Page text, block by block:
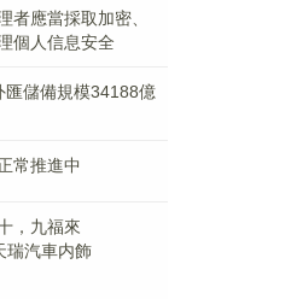
者應當採取加密、
個人信息安全
匯儲備規模34188億
常推進中
，九福來
瑞汽車内飾